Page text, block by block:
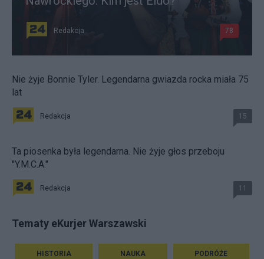
Redakcja 78
Nie żyje Bonnie Tyler. Legendarna gwiazda rocka miała 75
lat
Redakcja 15
Ta piosenka była legendarna. Nie żyje głos przeboju
"Y.M.C.A."
Redakcja 11
Tematy eKurjer Warszawski
HISTORIA NAUKA PODRÓŻE